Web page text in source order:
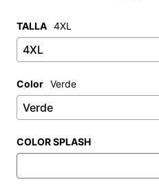
TALLA 4XL
Color Verde
COLOR SPLASH